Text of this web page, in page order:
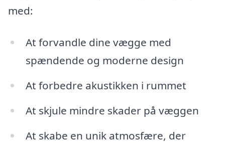
med:
At forvandle dine vægge med
spændende og moderne design
At forbedre akustikken i rummet
At skjule mindre skader på væggen
At skabe en unik atmosfære, der